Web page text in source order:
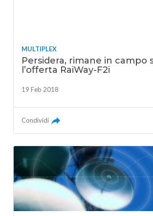
MULTIPLEX
Persidera, rimane in campo
l’offerta RaiWay-F2i
19 Feb 2018
Condividi